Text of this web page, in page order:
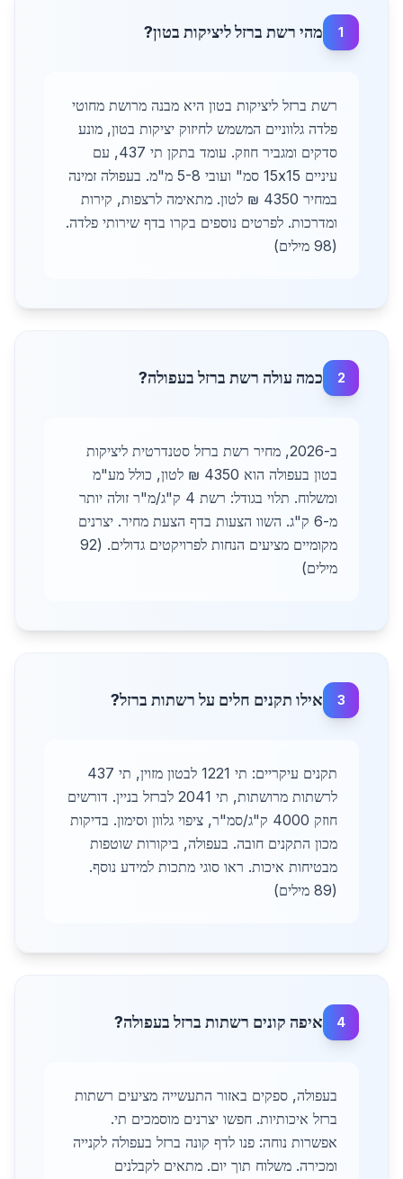
1 מהי רשת ברזל ליציקות בטון?
רשת ברזל ליציקות בטון היא מבנה מרושת מחוטי
פלדה גלווניים המשמש לחיזוק יציקות בטון, מונע
סדקים ומגביר חוזק. עומד בתקן תי 437, עם
עיניים 15x15 סמ" ועובי 5-8 מ"מ. בעפולה זמינה
במחיר 4350 ₪ לטון. מתאימה לרצפות, קירות
ומדרכות. לפרטים נוספים בקרו בדף שירותי פלדה.
(98 מילים)
2 כמה עולה רשת ברזל בעפולה?
ב-2026, מחיר רשת ברזל סטנדרטית ליציקות
בטון בעפולה הוא 4350 ₪ לטון, כולל מע"מ
ומשלוח. תלוי בגודל: רשת 4 ק"ג/מ"ר זולה יותר
מ-6 ק"ג. השוו הצעות בדף הצעת מחיר. יצרנים
מקומיים מציעים הנחות לפרויקטים גדולים. (92
מילים)
3 אילו תקנים חלים על רשתות ברזל?
תקנים עיקריים: תי 1221 לבטון מזוין, תי 437
לרשתות מרושתות, תי 2041 לברזל בניין. דורשים
חוזק 4000 ק"ג/סמ"ר, ציפוי גלוון וסימון. בדיקות
מכון התקנים חובה. בעפולה, ביקורות שוטפות
מבטיחות איכות. ראו סוגי מתכות למידע נוסף.
(89 מילים)
4 איפה קונים רשתות ברזל בעפולה?
בעפולה, ספקים באזור התעשייה מציעים רשתות
ברזל איכותיות. חפשו יצרנים מוסמכים תי.
אפשרות נוחה: פנו לדף קונה ברזל בעפולה לקנייה
ומכירה. משלוח תוך יום. מתאים לקבלנים